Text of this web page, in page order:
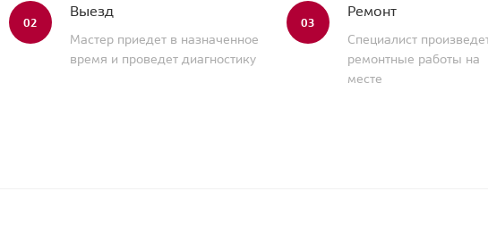
02
Выезд
Мастер приедет в назначенное
время и проведет диагностику
03
Ремонт
Специалист
ремонтные работы на
месте